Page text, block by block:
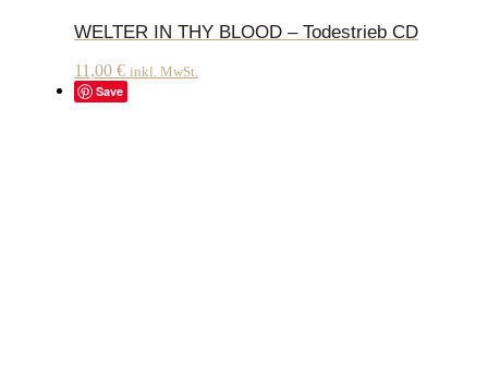
WELTER IN THY BLOOD – Todestrieb CD
11,00 € inkl. MwSt.
Save